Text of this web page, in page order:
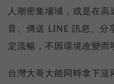
人潮密集場域，或是在
音、傳送 LINE 訊息、分
定流暢，不因環境改變而
台灣大哥大能同時拿下